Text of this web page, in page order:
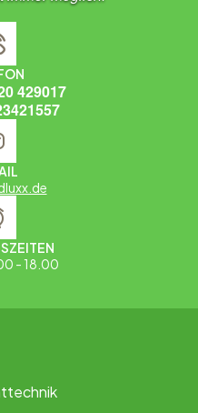
429017
- 18.00